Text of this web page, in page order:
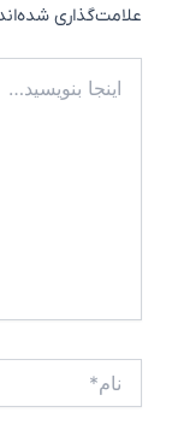
علامت‌گذاری
بنویسید…